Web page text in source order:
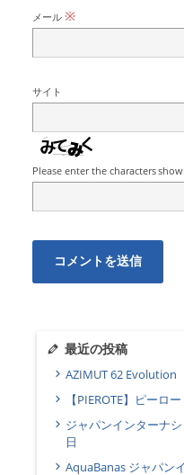
メール ※
サイト
Please enter the characters
最近の投稿
AZIMUT 62 Evolution
【PIEROTE】ピーロ
ジャパンインターナ
日
AquaBanas ジャパン